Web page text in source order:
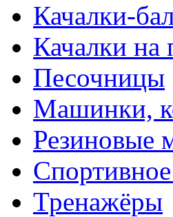
Качалки-
Качалки на
Песочницы
Машинки,
Резиновые
Тренажёры